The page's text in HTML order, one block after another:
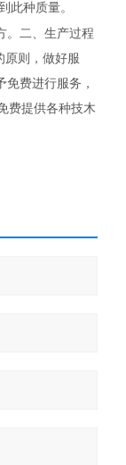
此种质量。
二、生产过程
原则，做好服
费进行服务，
费提供各种技木